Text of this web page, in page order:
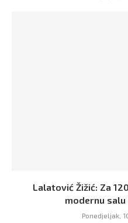
Lalatović Žižić: Za
modernu salu
Ponedjeljak,